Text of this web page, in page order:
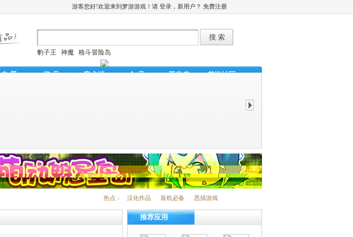
游客您好!欢迎来到梦游游戏！请 登录 ，新用户？ 免费注册
豹子王 神魔 格斗冒险岛
专 题 奖 品 客户端 会 员 开发者 梦游社区
热点： 汉化作品 装机必备 恶搞游戏
推荐应用